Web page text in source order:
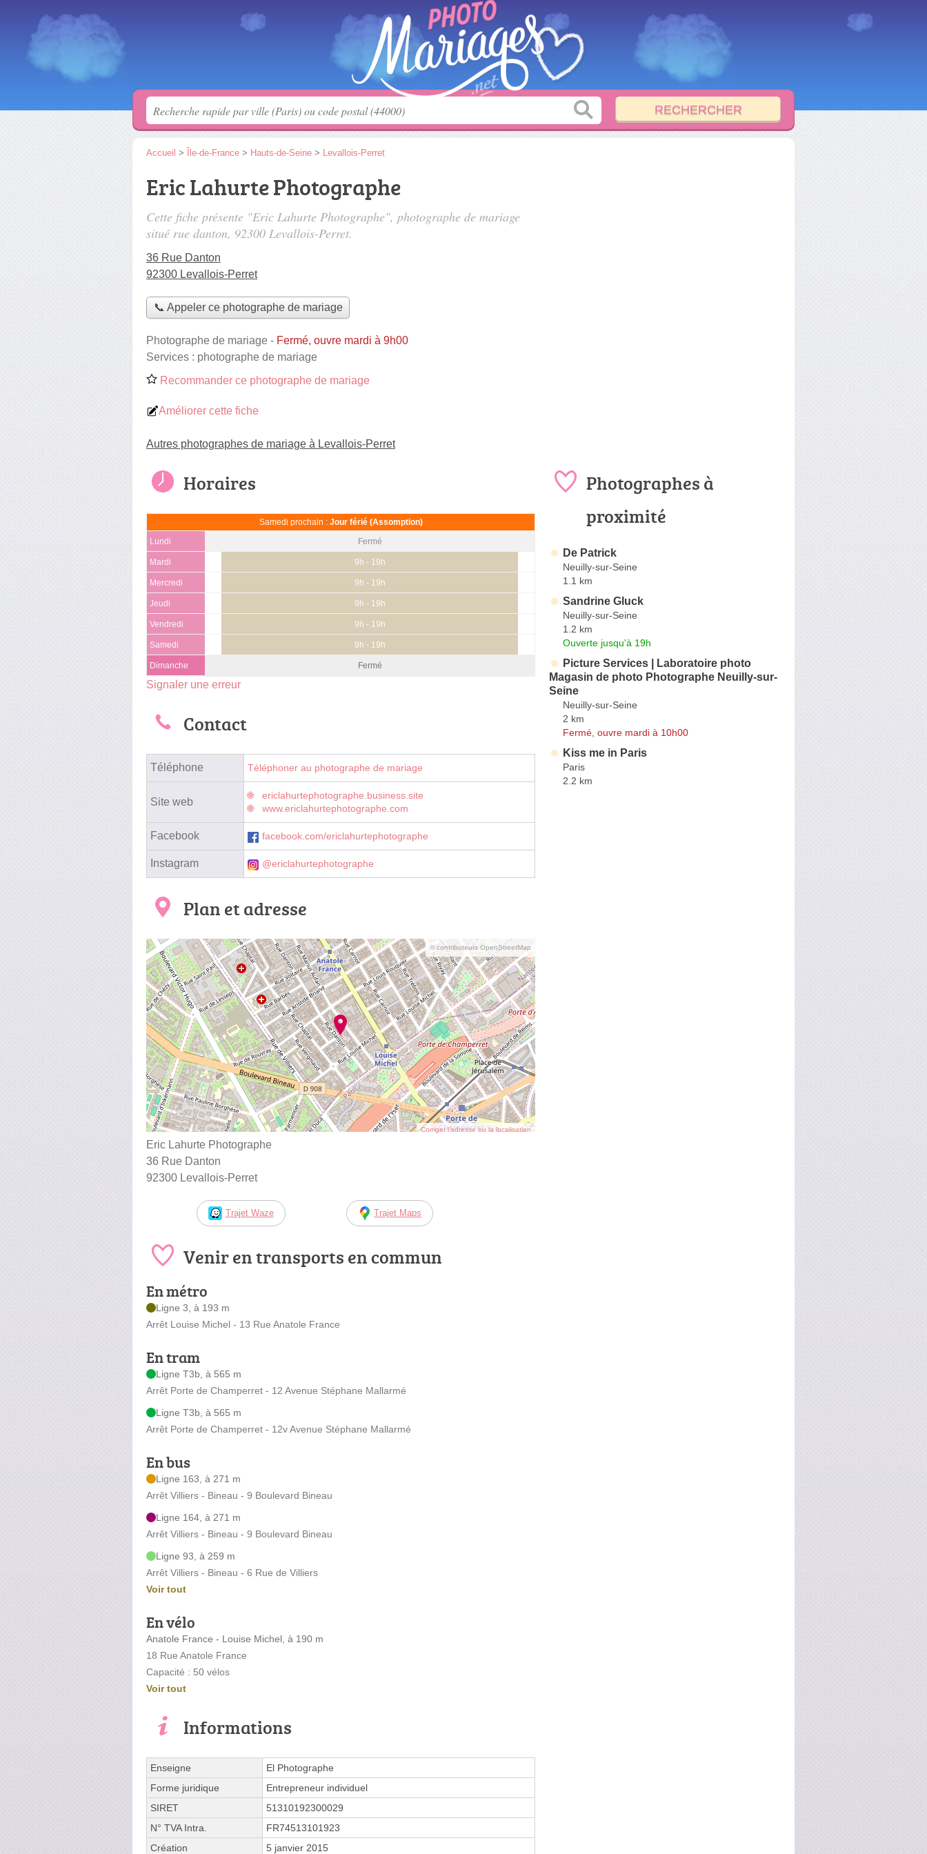
Accueil > Île-de-France > Hauts-de-Seine > Levallois-Perret
Eric Lahurte Photographe
Cette fiche présente "Eric Lahurte Photographe", photographe de mariage
situé rue danton, 92300 Levallois-Perret.
36 Rue Danton
92300 Levallois-Perret
📞 Appeler ce photographe de mariage
Photographe de mariage - Fermé, ouvre mardi à 9h00
Services : photographe de mariage
Recommander ce photographe de mariage
Améliorer cette fiche
Autres photographes de mariage à Levallois-Perret
Horaires
Samedi prochain : Jour férié (Assomption)
Lundi Fermé
Mardi 9h - 19h
Mercredi 9h - 19h
Jeudi 9h - 19h
Vendredi 9h - 19h
Samedi 9h - 19h
Dimanche Fermé
Signaler une erreur
Contact
Téléphone Téléphoner au photographe de mariage
Site web
ericlahurtephotographe.business.site
www.ericlahurtephotographe.com
Facebook facebook.com/ericlahurtephotographe
Instagram @ericlahurtephotographe
Plan et adresse
© contributeurs OpenStreetMap
Corriger l’adresse ou la localisation
Eric Lahurte Photographe
36 Rue Danton
92300 Levallois-Perret
Trajet Waze Trajet Maps
Venir en transports en commun
En métro
Ligne 3, à 193 m
Arrêt Louise Michel - 13 Rue Anatole France
En tram
Ligne T3b, à 565 m
Arrêt Porte de Champerret - 12 Avenue Stéphane Mallarmé
Ligne T3b, à 565 m
Arrêt Porte de Champerret - 12v Avenue Stéphane Mallarmé
En bus
Ligne 163, à 271 m
Arrêt Villiers - Bineau - 9 Boulevard Bineau
Ligne 164, à 271 m
Arrêt Villiers - Bineau - 9 Boulevard Bineau
Ligne 93, à 259 m
Arrêt Villiers - Bineau - 6 Rue de Villiers
Voir tout
En vélo
Anatole France - Louise Michel, à 190 m
18 Rue Anatole France
Capacité : 50 vélos
Voir tout
Informations
Enseigne
El Photographe
Forme juridique
Entrepreneur individuel
SIRET
51310192300029
N° TVA Intra.
FR74513101923
Création
5 janvier 2015
Photographes à
proximité
De Patrick
Neuilly-sur-Seine
1.1 km
Sandrine Gluck
Neuilly-sur-Seine
1.2 km
Ouverte jusqu'à 19h
Picture Services | Laboratoire photo
Magasin de photo Photographe Neuilly-sur-
Seine
Neuilly-sur-Seine
2 km
Fermé, ouvre mardi à 10h00
Kiss me in Paris
Paris
2.2 km